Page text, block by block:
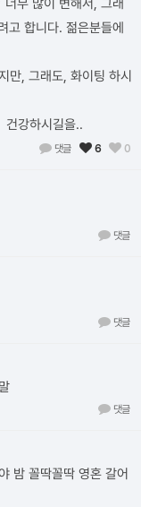
무 많이 변해서, 그래
고 합니다. 젊은분들에
만, 그래도, 화이팅 하시
건강하시길을..
댓글 6 0
댓글
댓글
댓글
밤 꼴딱꼴딱 영혼 갈어